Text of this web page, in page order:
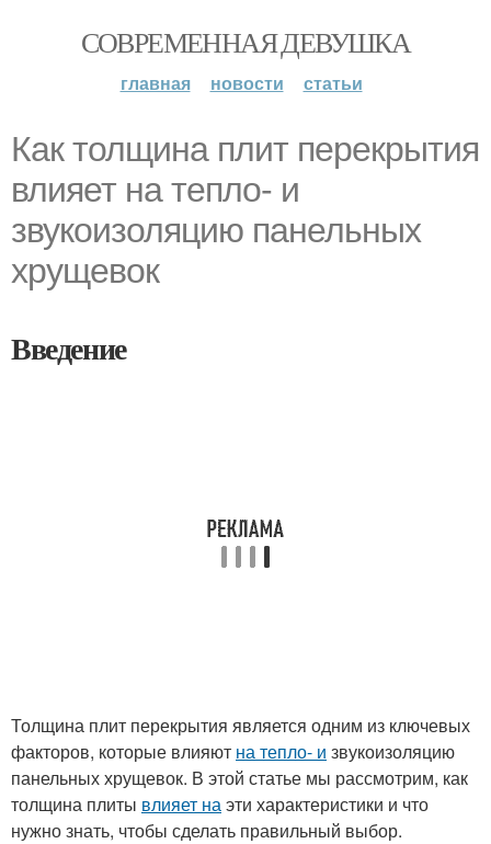
СОВРЕМЕННАЯ ДЕВУШКА
главная новости статьи
Как толщина плит перекрытия
влияет на тепло- и
звукоизоляцию панельных
хрущевок
Введение
Толщина плит перекрытия является одним из ключевых
факторов, которые влияют на тепло- и звукоизоляцию
панельных хрущевок. В этой статье мы рассмотрим, как
толщина плиты влияет наэти характеристики и что
нужно знать, чтобы сделать правильный выбор.